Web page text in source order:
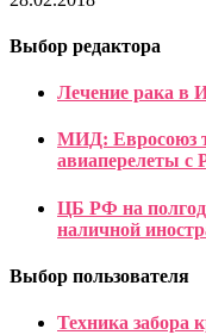
Выбор редактора
Лечение рака в
МИД: Евросоюз
авиаперелеты с
ЦБ РФ на
наличной
Выбор пользователя
Техника забора